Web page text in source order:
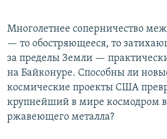
Многолетнее соперничество
— то обостряющееся, то
за пределы Земли —
на Байконуре. Способны ли
космические проекты США
крупнейший в мире космодром в
ржавеющего металла?